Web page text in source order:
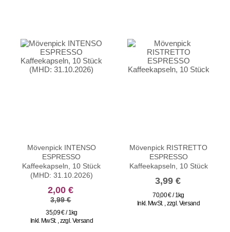
Mövenpick INTENSO
ESPRESSO
Kaffeekapseln, 10 Stück
(MHD: 31.10.2026)
sonderangebot
2,00 €
3,99 €
35,09 € / 1kg
Inkl. MwSt. zzgl. Versand
Mövenpick RISTRETTO
ESPRESSO
Kaffeekapseln, 10 Stück
3,99 €
70,00 € / 1kg
Inkl. MwSt. zzgl. Versand